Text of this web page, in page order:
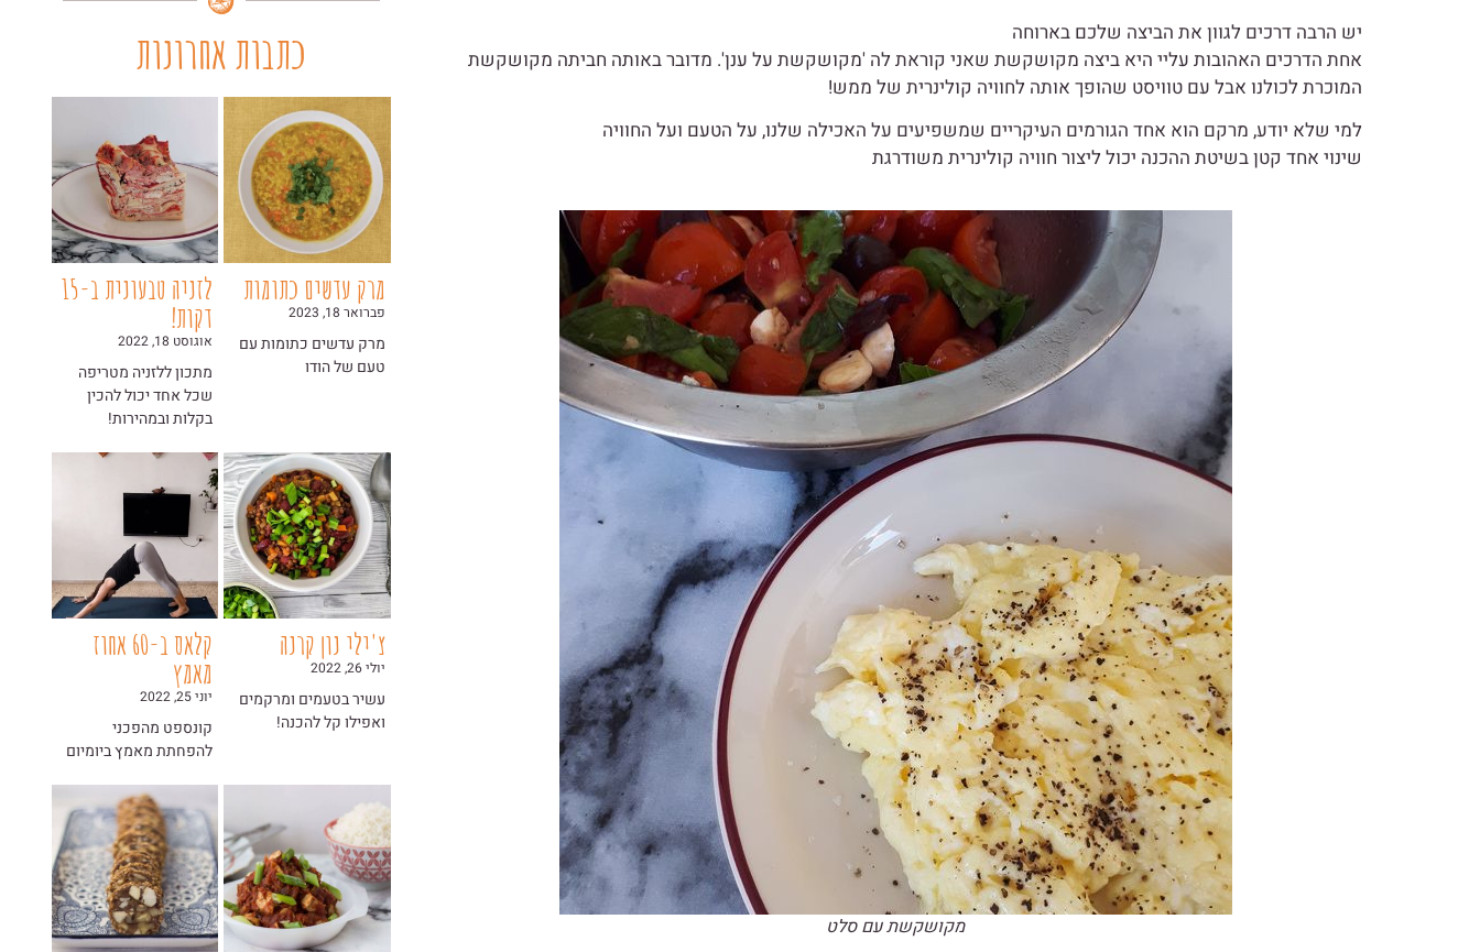
יש הרבה דרכים לגוון את הביצה שלכם בארוחה
אחת הדרכים האהובות עליי היא ביצה מקושקשת שאני קוראת לה 'מקושקשת על ענן'. מדובר באותה חביתה מקושקשת
המוכרת לכולנו אבל עם טוויסט שהופך אותה לחוויה קולינרית של ממש!
למי שלא יודע, מרקם הוא אחד הגורמים העיקריים שמשפיעים על האכילה שלנו, על הטעם ועל החוויה
שינוי אחד קטן בשיטת ההכנה יכול ליצור חוויה קולינרית משודרגת
מקושקשת עם סלט
כתבות אחרונות
מרק עדשים כתומות
פברואר 18, 2023
מרק עדשים כתומות עם
טעם של הודו
לזניה טבעונית ב-15
דקות!
אוגוסט 18, 2022
מתכון ללזניה מטריפה
שכל אחד יכול להכין
בקלות ובמהירות!
צ'ילי נון קרנה
יולי 26, 2022
עשיר בטעמים ומרקמים
ואפילו קל להכנה!
קלאס ב-60 אחוז
מאמץ
יוני 25, 2022
קונספט מהפכני
להפחתת מאמץ ביומיום